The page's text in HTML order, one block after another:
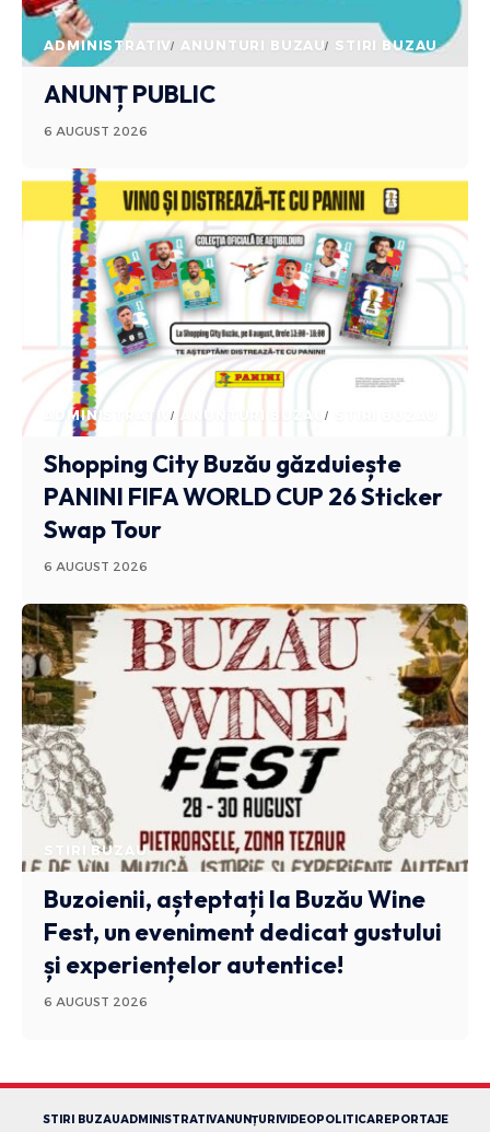
ADMINISTRATIV ANUNTURI BUZAU STIRI BUZAU
ANUNȚ PUBLIC
6 AUGUST 2026
ADMINISTRATIV ANUNTURI BUZAU
Shopping City Buzău găzduiește
PANINI FIFA WORLD CUP 26 Sticker
Swap Tour
6 AUGUST 2026
STIRI BUZAU
Buzoienii, așteptați la Buzău Wine
Fest, un eveniment dedicat gustului
și experiențelor autentice!
6 AUGUST 2026
STIRI BUZAUADMINISTRATIVANUNȚURI VIDEOPOLITICAREPORTAJE